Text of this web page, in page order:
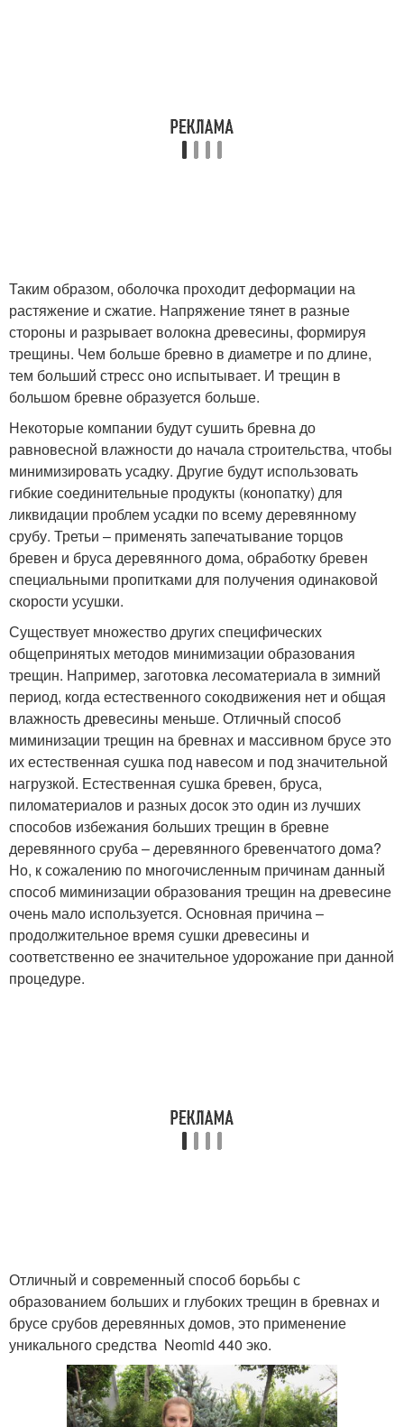
Таким образом, оболочка проходит деформации на
растяжение и сжатие. Напряжение тянет в разные
стороны и разрывает волокна древесины, формируя
трещины. Чем больше бревно в диаметре и по длине,
тем больший стресс оно испытывает. И трещин в
большом бревне образуется больше.
Некоторые компании будут сушить бревна до
равновесной влажности до начала строительства, чтобы
минимизировать усадку. Другие будут использовать
гибкие соединительные продукты (конопатку) для
ликвидации проблем усадки по всему деревянному
срубу. Третьи – применять запечатывание торцов
бревен и бруса деревянного дома, обработку бревен
специальными пропитками для получения одинаковой
скорости усушки.
Существует множество других специфических
общепринятых методов минимизации образования
трещин. Например, заготовка лесоматериала в зимний
период, когда естественного сокодвижения нет и общая
влажность древесины меньше. Отличный способ
миминизации трещин на бревнах и массивном брусе это
их естественная сушка под навесом и под значительной
нагрузкой. Естественная сушка бревен, бруса,
пиломатериалов и разных досок это один из лучших
способов избежания больших трещин в бревне
деревянного сруба – деревянного бревенчатого дома?
Но, к сожалению по многочисленным причинам данный
способ миминизации образования трещин на древесине
очень мало используется. Основная причина –
продолжительное время сушки древесины и
соответственно ее значительное удорожание при данной
процедуре.
Отличный и современный способ борьбы с
образованием больших и глубоких трещин в бревнах и
брусе срубов деревянных домов, это применение
уникального средства Neomid 440 эко.